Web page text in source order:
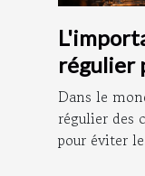
régulier
Dans le
régulier des
pour éviter